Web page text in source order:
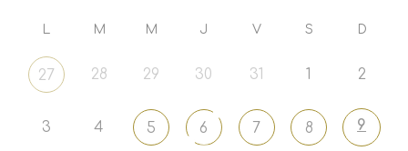
L M M J V S D
27 28 29 30 31 1 2
3 4 5 6 7 8 9